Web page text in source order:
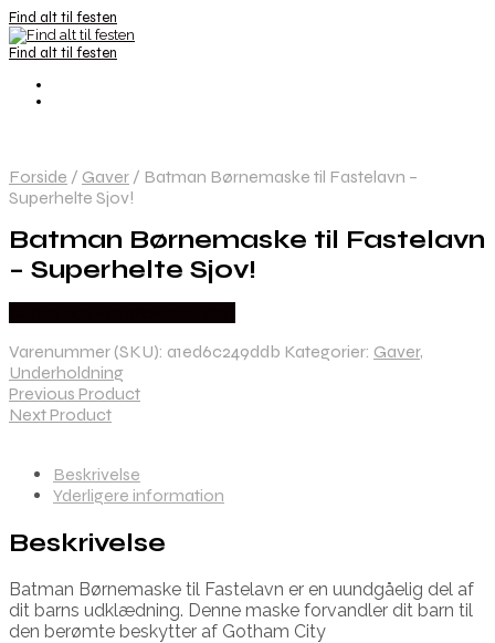
Find alt til festen
Find alt til festen
Forside / Gaver / Batman Børnemaske til Fastelavn –
Superhelte Sjov!
Batman Børnemaske til Fastelavn
– Superhelte Sjov!
Varenummer (SKU): a1ed6c249ddb Kategorier: Gaver,
Underholdning
Previous Product
Next Product
Beskrivelse
Yderligere information
Beskrivelse
Batman Børnemaske til Fastelavn er en uundgåelig del af
dit barns udklædning. Denne maske forvandler dit barn til
den berømte beskytter af Gotham City